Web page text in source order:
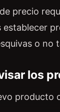
precio
o no
los
producto